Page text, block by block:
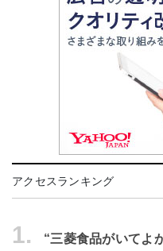
アクセスランキング
1.
“三菱食品がいてよ